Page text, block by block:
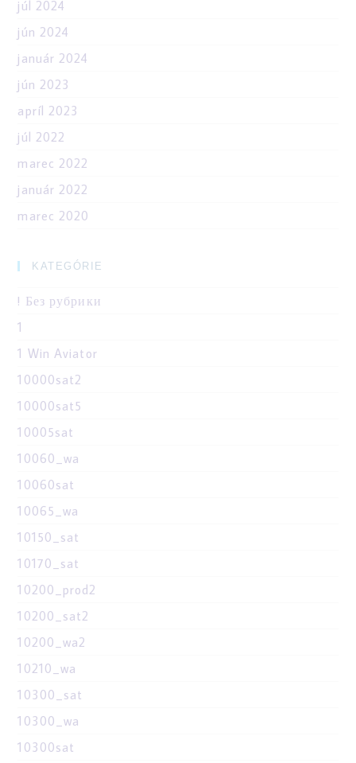
júl 2024
jún 2024
január 2024
jún 2023
apríl 2023
júl 2022
marec 2022
január 2022
marec 2020
KATEGÓRIE
! Без рубрики
1
1 Win Aviator
10000sat2
10000sat5
10005sat
10060_wa
10060sat
10065_wa
10150_sat
10170_sat
10200_prod2
10200_sat2
10200_wa2
10210_wa
10300_sat
10300_wa
10300sat